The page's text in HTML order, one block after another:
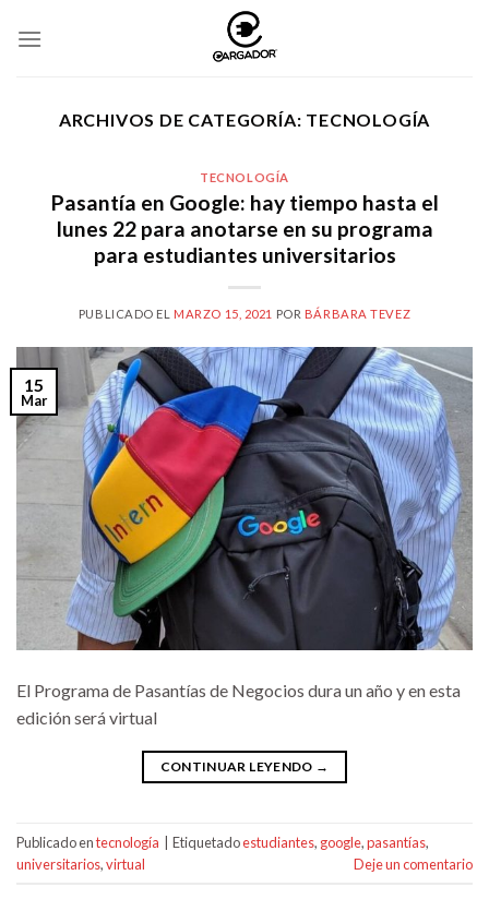
ARCHIVOS DE CATEGORÍA: TECNOLOGÍA
TECNOLOGÍA
Pasantía en Google: hay tiempo hasta el
lunes 22 para anotarse en su programa
para estudiantes universitarios
PUBLICADO EL MARZO 15, 2021 POR BÁRBARA TEVEZ
15
Mar
El Programa de Pasantías de Negocios dura un año y en esta
edición será virtual
CONTINUAR LEYENDO →
Publicado entecnología Etiquetadoestudiantes, google,pasantías,
universitarios,virtual Deje un comentario